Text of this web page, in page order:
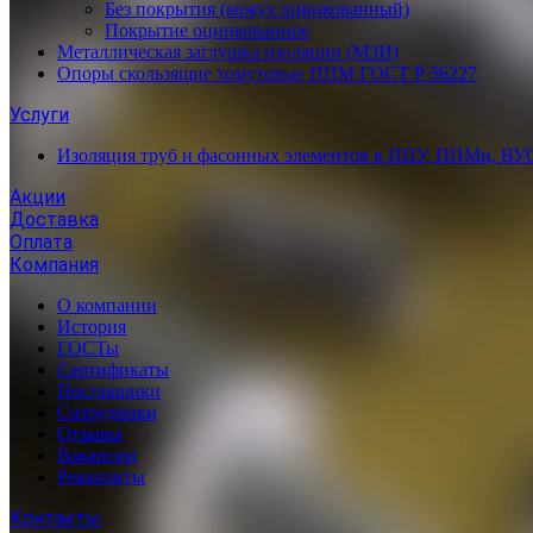
Без покрытия (кожух оцинкованный)
Покрытие оцинкованное
Металлическая заглушка изоляции (МЗИ)
Опоры скользящие хомутовые ППМ ГОСТ Р 56227
Услуги
Изоляция труб и фасонных элементов в ППУ, ППМи,
Акции
Доставка
Оплата
Компания
О компании
История
ГОСТы
Сертификаты
Поставщики
Сотрудники
Отзывы
Вакансии
Реквизиты
Контакты